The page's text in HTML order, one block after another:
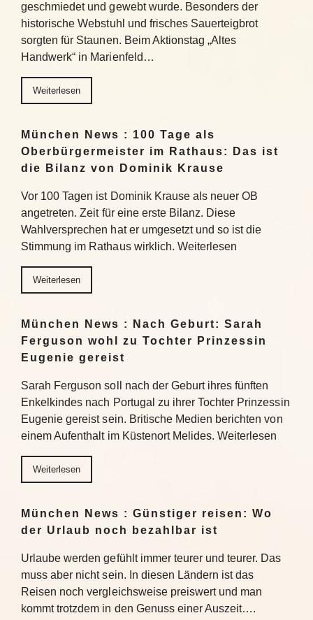
geschmiedet und gewebt wurde. Besonders der
historische Webstuhl und frisches Sauerteigbrot
sorgten für Staunen. Beim Aktionstag „Altes
Handwerk“ in Marienfeld…
Weiterlesen
München News : 100 Tage als
Oberbürgermeister im Rathaus: Das ist
die Bilanz von Dominik Krause
Vor 100 Tagen ist Dominik Krause als neuer OB
angetreten. Zeit für eine erste Bilanz. Diese
Wahlversprechen hat er umgesetzt und so ist die
Stimmung im Rathaus wirklich. Weiterlesen
Weiterlesen
München News : Nach Geburt: Sarah
Ferguson wohl zu Tochter Prinzessin
Eugenie gereist
Sarah Ferguson soll nach der Geburt ihres fünften
Enkelkindes nach Portugal zu ihrer Tochter Prinzessin
Eugenie gereist sein. Britische Medien berichten von
einem Aufenthalt im Küstenort Melides. Weiterlesen
Weiterlesen
München News : Günstiger reisen: Wo
der Urlaub noch bezahlbar ist
Urlaube werden gefühlt immer teurer und teurer. Das
muss aber nicht sein. In diesen Ländern ist das
Reisen noch vergleichsweise preiswert und man
kommt trotzdem in den Genuss einer Auszeit….